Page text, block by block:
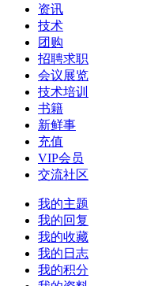
资讯
技术
团购
招聘求职
会议展览
技术培训
书籍
新鲜事
充值
VIP会员
交流社区
我的主题
我的回复
我的收藏
我的日志
我的积分